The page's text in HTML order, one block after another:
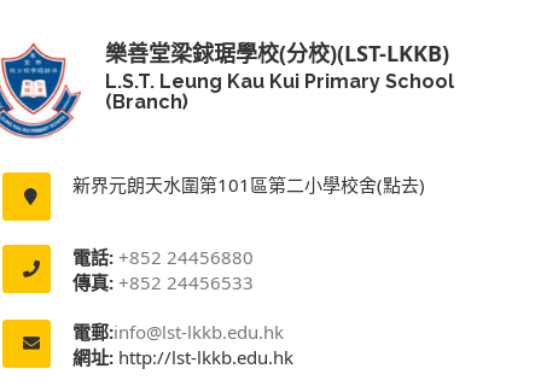
樂善堂梁銶琚學校(分校)(LST-LKKB)
L.S.T. Leung Kau Kui Primary School
(Branch)
新界元朗天水圍第101區第二小學校舍(點去)
電話: +852 24456880
傳真: +852 24456533
電郵:info@lst-lkkb.edu.hk
網址: http://lst-lkkb.edu.hk